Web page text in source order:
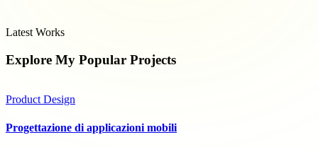
Latest Works
Explore My Popular Projects
Product Design
Progettazione di applicazioni mobili